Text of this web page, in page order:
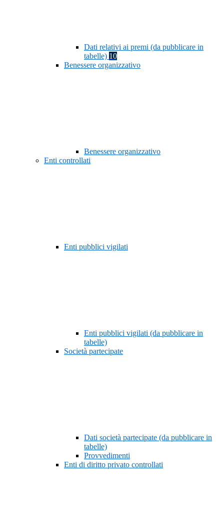
Dati relativi ai premi (da pubblicare in
tabelle) 10
Benessere organizzativo
Benessere organizzativo
Enti controllati
Enti pubblici vigilati
Enti pubblici vigilati (da pubblicare in
tabelle)
Società partecipate
Dati società partecipate (da pubblicare in
tabelle)
Provvedimenti
Enti di diritto privato controllati